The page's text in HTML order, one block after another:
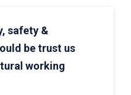
safety &
be trust us
working